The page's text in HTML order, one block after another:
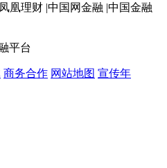
凰理财 |中国网金融 |中国金融
平台
商务合作 网站地图 宣传年